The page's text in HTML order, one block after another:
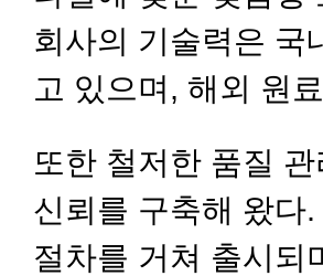
회사의 기술력은 국
고 있으며, 해외 원
또한 철저한 품질
신뢰를 구축해 왔다
절차를 거쳐 출시되